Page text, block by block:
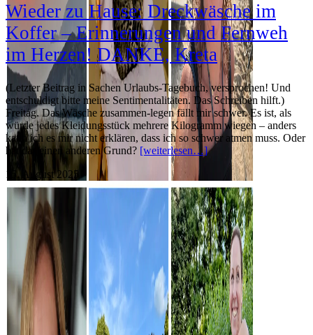
Wieder zu Hause: Dreckwäsche im
Koffer – Erinnerungen und Fernweh
im Herzen! DANKE, Kreta
(Letzter Beitrag in Sachen Urlaubs-Tagebuch, versprochen! Und
entschuldigt bitte meine Sentimentalitäten. Das Schreiben hilft.)
Freitag. Das Wäsche zusammen-legen fällt mir schwer. Es ist, als
würde jedes Kleidungsstück mehrere Kilogramm wiegen – anders
kann ich es mir nicht erklären, dass ich so schwer atmen muss. Oder
hat das einen anderen Grund? [weiterlesen…]
15. August 2025